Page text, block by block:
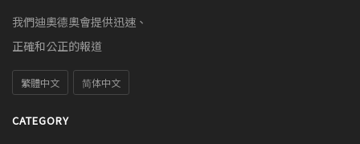
我們迪奧德奧會提供迅速、
正確和公正的報道
繁體中文 简体中文
CATEGORY